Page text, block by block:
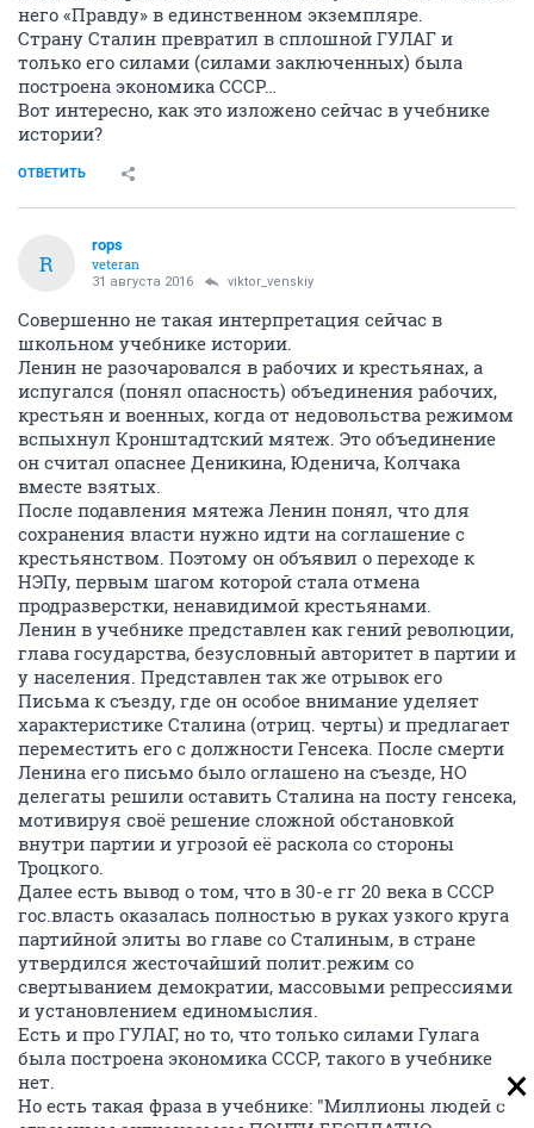
него «Правду» в единственном экземпляре.
Страну Сталин превратил в сплошной ГУЛАГ и
только его силами (силами заключенных) была
построена экономика СССР…
Вот интересно, как это изложено сейчас в учебнике
истории?
ОТВЕТИТЬ
R
rops
veteran
31 августа 2016 viktor_venskiy
Совершенно не такая интерпретация сейчас в
школьном учебнике истории.
Ленин не разочаровался в рабочих и крестьянах, а
испугался (понял опасность) объединения рабочих,
крестьян и военных, когда от недовольства режимом
вспыхнул Кронштадтский мятеж. Это объединение
он считал опаснее Деникина, Юденича, Колчака
вместе взятых.
После подавления мятежа Ленин понял, что для
сохранения власти нужно идти на соглашение с
крестьянством. Поэтому он объявил о переходе к
НЭПу, первым шагом которой стала отмена
продразверстки, ненавидимой крестьянами.
Ленин в учебнике представлен как гений революции,
глава государства, безусловный авторитет в партии и
у населения. Представлен так же отрывок его
Письма к съезду, где он особое внимание уделяет
характеристике Сталина (отриц. черты) и предлагает
переместить его с должности Генсека. После смерти
Ленина его письмо было оглашено на съезде, НО
делегаты решили оставить Сталина на посту генсека,
мотивируя своё решение сложной обстановкой
внутри партии и угрозой её раскола со стороны
Троцкого.
Далее есть вывод о том, что в 30-е гг 20 века в СССР
гос.власть оказалась полностью в руках узкого круга
партийной элиты во главе со Сталиным, в стране
утвердился жесточайший полит.режим со
свертыванием демократии, массовыми репрессиями
и установлением единомыслия.
Есть и про ГУЛАГ, но то, что только силами Гулага
была построена экономика СССР, такого в учебнике
нет.
Но есть такая фраза в учебнике: "Миллионы людей с